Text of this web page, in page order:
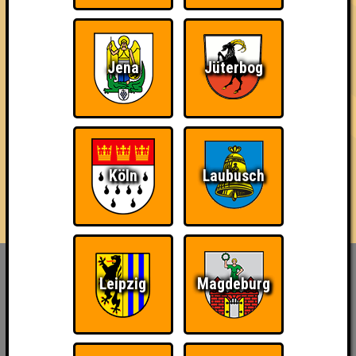
Inhaber & Geschäftsführer:
Georg Martin // Quizlabor
Sandower Straße 56
info@quizlabor.de
Jena Jüterbog
Köln Laubusch
Leipzig Magdeburg